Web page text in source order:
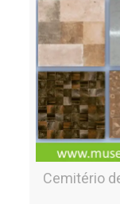
Cemitério